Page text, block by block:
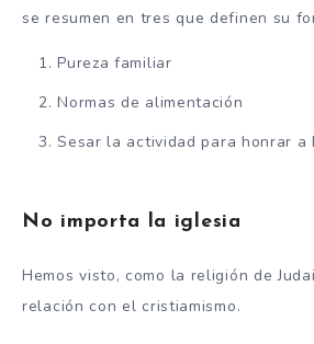
se resumen en tres que definen su
Pureza familiar
Normas de alimentación
Sesar la actividad para honrar a
No importa la iglesia
Hemos visto, como la religión de
relación con el cristiamismo.